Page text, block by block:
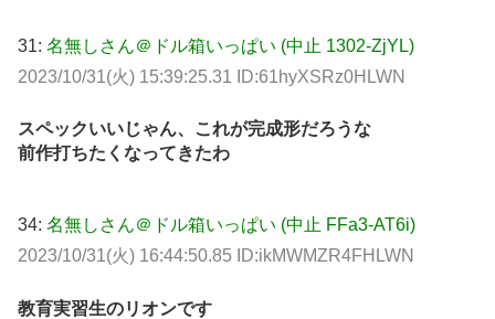
31: 名無しさん＠ドル箱いっぱい (中止 1302-ZjYL)
2023/10/31(火) 15:39:25.31 ID:61hyXSRz0HLWN
スペックいいじゃん、これが完成形だろうな
前作打ちたくなってきたわ
34: 名無しさん＠ドル箱いっぱい (中止 FFa3-AT6i)
2023/10/31(火) 16:44:50.85 ID:ikMWMZR4FHLWN
教育実習生のリオンです